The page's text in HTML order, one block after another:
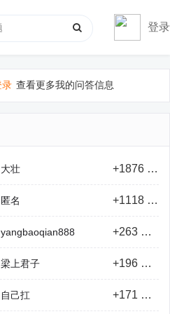
登录
录 查看更多我的问答信息
大壮 +1876 积分
匿名 +1118 积分
yangbaoqian888 +263 积分
梁上君子 +196 积分
自己扛 +171 积分